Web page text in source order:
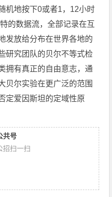
机地按下0或者1，12小时
的数据流，全部记录在互
发放给分布在世界各地的
研究团队的贝尔不等式检
拥有真正的自由意志，通
贝尔实验在更广泛的范围
定爱因斯坦的定域性原
共号
招扫一扫